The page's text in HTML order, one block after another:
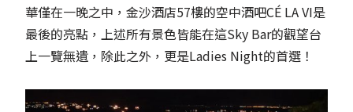
華僅在一晚之中，金沙酒店57樓的空中酒吧CÉ LA VI是
最後的亮點，上述所有景色皆能在這Sky Bar的觀望台
上一覽無遺，除此之外，更是Ladies Night的首選！